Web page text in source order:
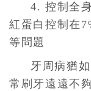
4. 控制全
紅蛋白控制在
等問題
牙周病猶
常刷牙遠遠不